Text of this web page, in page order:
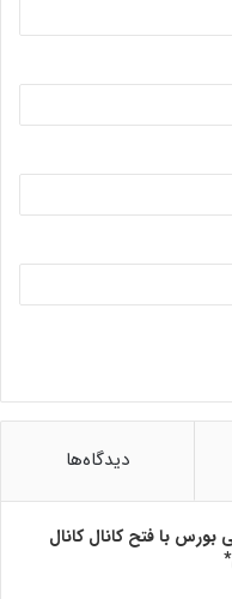
دیدگاه‌ها
بورس با فتح کانال کانال